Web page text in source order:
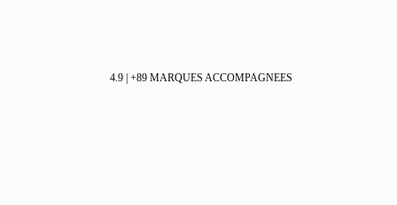
4.9 | +89 MARQUES ACCOMPAGNEES